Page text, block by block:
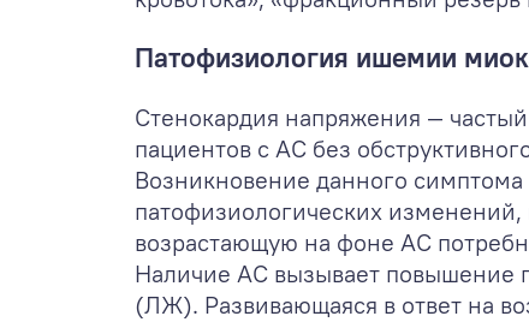
Патофизиология ишемии
Стенокардия напряжения —
пациентов с АС без
Возникновение данного симптома
патофизиологических
возрастающую на фоне АС
Наличие АС вызывает повышение
(ЛЖ). Развивающаяся в ответ на